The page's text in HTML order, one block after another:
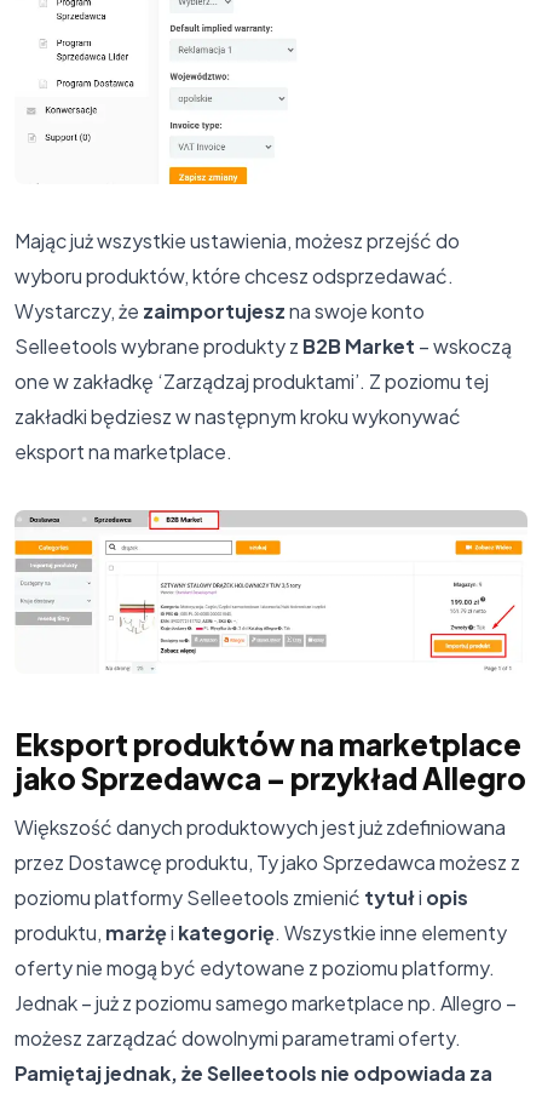
Mając już wszystkie ustawienia, możesz przejść do
wyboru produktów, które chcesz odsprzedawać.
Wystarczy, że zaimportujeszna swoje konto
Selleetools wybrane produkty z B2B Market – wskoczą
one w zakładkę ‘Zarządzaj produktami’. Z poziomu tej
zakładki będziesz w następnym kroku wykonywać
eksport na marketplace.
Eksport produktów na marketplace
jako Sprzedawca – przykład Allegro
Większość danych produktowych jest już zdefiniowana
przez Dostawcę produktu, Ty jako Sprzedawca możesz z
poziomu platformy Selleetools zmienić tytułi opis
produktu, marżęi kategorię. Wszystkie inne elementy
oferty nie mogą być edytowane z poziomu platformy.
Jednak – już z poziomu samego marketplace np. Allegro –
możesz zarządzać dowolnymi parametrami oferty.
Pamiętaj jednak, że Selleetools nie odpowiada za